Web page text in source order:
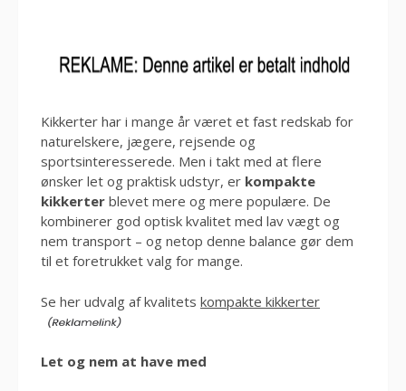
Kikkerter har i mange år været et fast redskab for
naturelskere, jægere, rejsende og
sportsinteresserede. Men i takt med at flere
ønsker let og praktisk udstyr, er kompakte
kikkerter blevet mere og mere populære. De
kombinerer god optisk kvalitet med lav vægt og
nem transport – og netop denne balance gør dem
til et foretrukket valg for mange.
Se her udvalg af kvalitets kompakte kikkerter
Let og nem at have med